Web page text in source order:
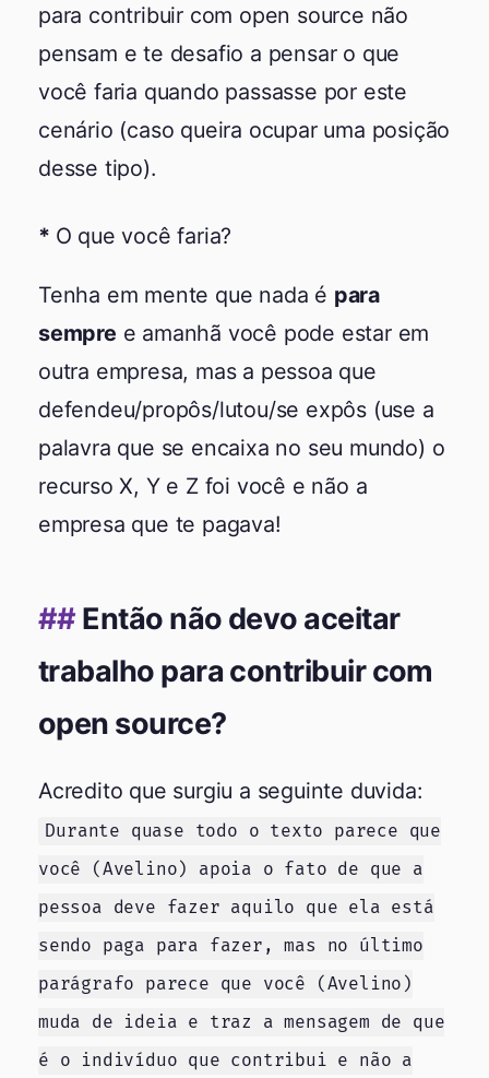
para contribuir com open source não
pensam e te desafio a pensar o que
você faria quando passasse por este
cenário (caso queira ocupar uma posição
desse tipo).
O que você faria?
Tenha em mente que nada é para
sempre e amanhã você pode estar em
outra empresa, mas a pessoa que
defendeu/propôs/lutou/se expôs (use a
palavra que se encaixa no seu mundo) o
recurso X, Y e Z foi você e não a
empresa que te pagava!
Então não devo aceitar
trabalho para contribuir com
open source?
Acredito que surgiu a seguinte duvida:
Durante quase todo o texto parece que
você (Avelino) apoia o fato de que a
pessoa deve fazer aquilo que ela está
sendo paga para fazer, mas no último
parágrafo parece que você (Avelino)
muda de ideia e traz a mensagem de que
é o indivíduo que contribui e não a